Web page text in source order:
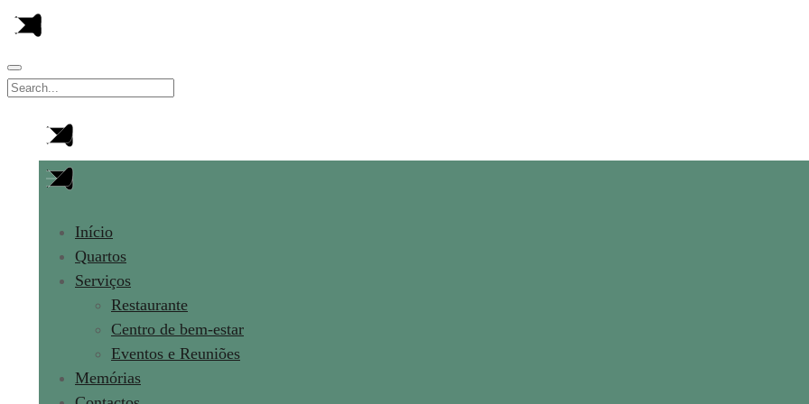
Início
Quartos
Serviços
Restaurante
Centro de bem-estar
Eventos e Reuniões
Memórias